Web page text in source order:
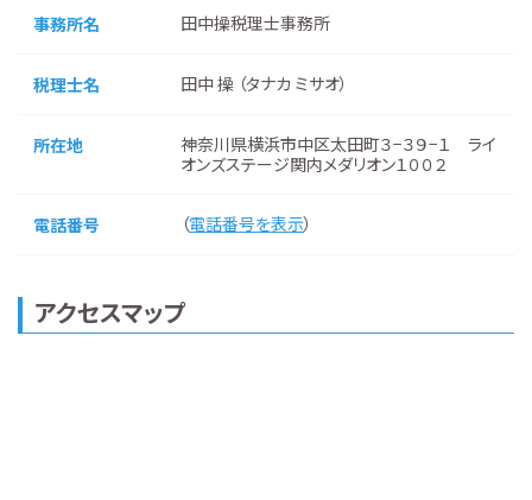
事務所名 田中操税理士事務所
税理士名 田中 操 （タナカ ミサオ）
所在地
神奈川県横浜市中区太田町３−３９−１ ライ
オンズステージ関内メダリオン１００２
電話番号 （電話番号を表示）
アクセスマップ